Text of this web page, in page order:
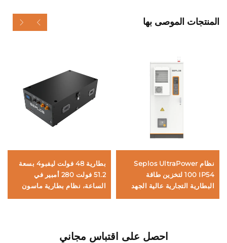
المنتجات الموصى بها
نظام Seplos UltraPower
100 IP54 لتخزين طاقة
البطارية التجارية عالية الجهد
بطارية 48 فولت ليفبو4 بسعة
51.2 فولت 280 أمبير في
الساعة، نظام بطارية ماسون
احصل على اقتباس مجاني